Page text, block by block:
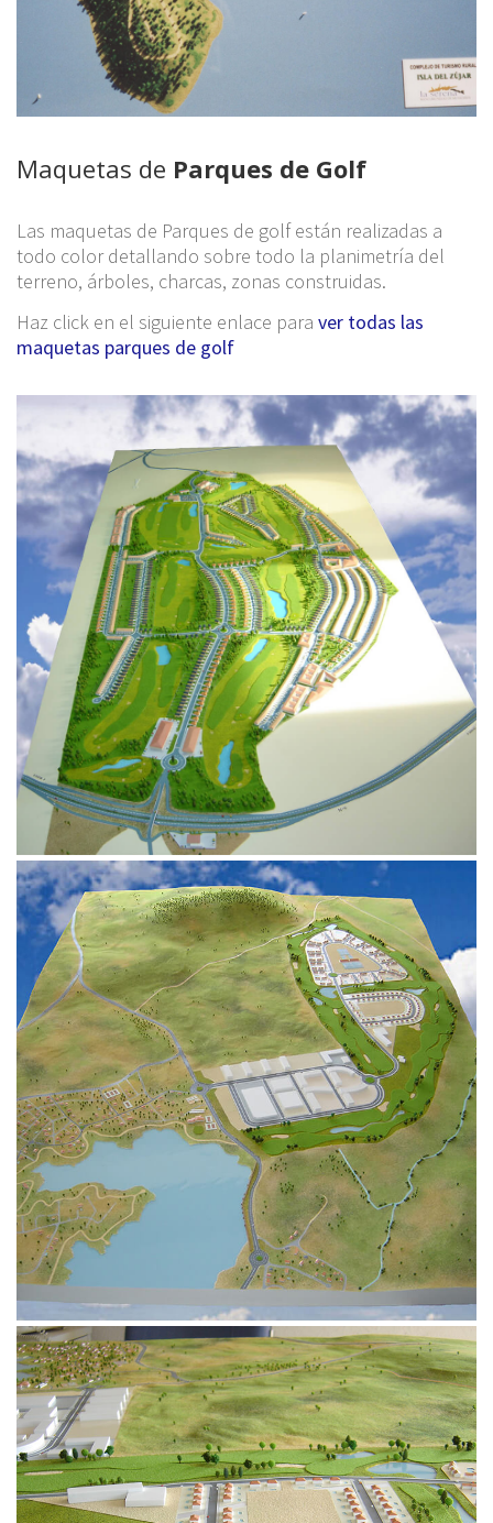
Maquetas de Parques de Golf
Las maquetas de Parques de golf están realizadas a
todo color detallando sobre todo la planimetría del
terreno, árboles, charcas, zonas construidas.
Haz click en el siguiente enlace para ver todas las
maquetas parques de golf